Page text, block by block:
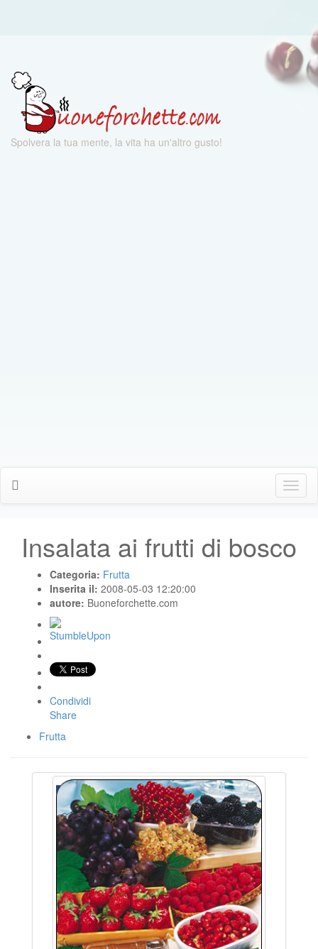
Spolvera la tua mente, la vita ha un'altro gusto!
Click
Me
Insalata ai frutti di bosco
Categoria: Frutta
Inserita il: 2008-05-03 12:20:00
autore: Buoneforchette.com
Condividi
Share
Frutta